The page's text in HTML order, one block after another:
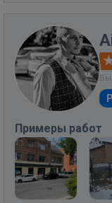
Примеры работ